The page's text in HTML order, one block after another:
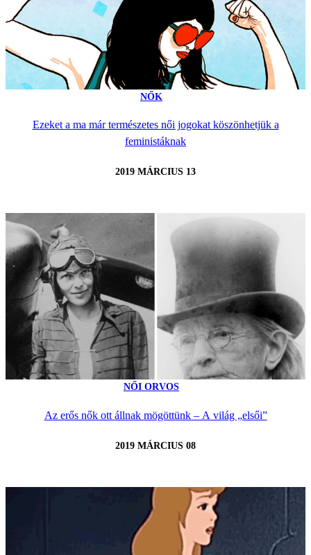
NŐK
Ezeket a ma már természetes női jogokat köszönhetjük a
feministáknak
2019 MÁRCIUS 13
NŐI ORVOS
Az erős nők ott állnak mögöttünk – A világ „elsői”
2019 MÁRCIUS 08